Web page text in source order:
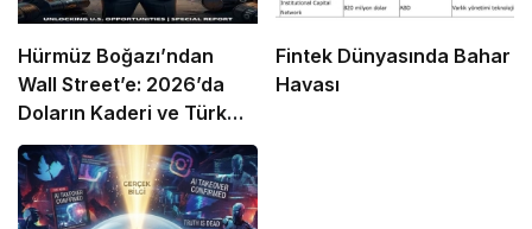
Hürmüz Boğazı’ndan
Wall Street’e: 2026’da
Doların Kaderi ve Türk
Girişimcinin “Navlun”
İmtihanı
Fintek Dünyasında Bahar
Havası